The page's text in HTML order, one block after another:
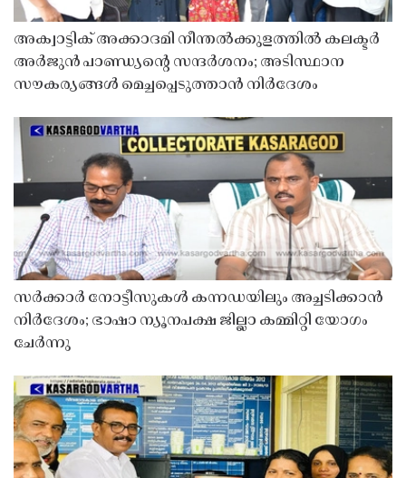
അക്വാട്ടിക് അക്കാദമി നീന്തൽക്കുളത്തിൽ കലക്ടർ
അർജുൻ പാണ്ഡ്യൻ്റെ സന്ദർശനം; അടിസ്ഥാന
സൗകര്യങ്ങൾ മെച്ചപ്പെടുത്താൻ നിർദേശം
സർക്കാർ നോട്ടീസുകൾ കന്നഡയിലും അച്ചടിക്കാൻ
നിർദേശം; ഭാഷാ ന്യൂനപക്ഷ ജില്ലാ കമ്മിറ്റി യോഗം
ചേർന്നു